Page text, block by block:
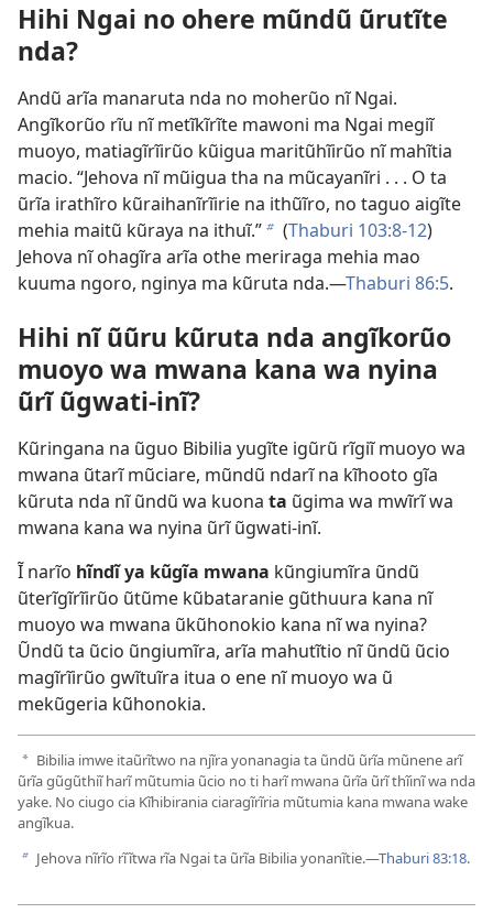
Hihi Ngai no ohere mũndũ ũrutĩte
nda?
Andũ arĩa manaruta nda no moherũo nĩ Ngai.
Angĩkorũo rĩu nĩ metĩkĩrĩte mawoni ma Ngai megiĩ
muoyo, matiagĩrĩirũo kũigua maritũhĩirũo nĩ mahĩtia
macio. “Jehova nĩ mũigua tha na mũcayanĩri . . . O ta
ũrĩa irathĩro kũraihanĩrĩirie na ithũĩro, no taguo aigĩte
mehia maitũ kũraya na ithuĩ.”b (Thaburi 103:8-12)
Jehova nĩ ohagĩra arĩa othe meriraga mehia mao
kuuma ngoro, nginya ma kũruta nda.—Thaburi 86:5.
Hihi nĩ ũũru kũruta nda angĩkorũo
muoyo wa mwana kana wa nyina
ũrĩ ũgwati-inĩ?
Kũringana na ũguo Bibilia yugĩte igũrũ rĩgiĩ muoyo wa
mwana ũtarĩ mũciare, mũndũ ndarĩ na kĩhooto gĩa
kũruta nda nĩ ũndũ wa kuona ta ũgima wa mwĩrĩ wa
mwana kana wa nyina ũrĩ ũgwati-inĩ.
Ĩ narĩo hĩndĩ ya kũgĩa mwana kũngiumĩra ũndũ
ũterĩgĩrĩirũo ũtũme kũbataranie gũthuura kana nĩ
muoyo wa mwana ũkũhonokio kana nĩ wa nyina?
Ũndũ ta ũcio ũngiumĩra, arĩa mahutĩtio nĩ ũndũ ũcio
magĩrĩirũo gwĩtuĩra itua o ene nĩ muoyo wa ũ
mekũgeria kũhonokia.
a Bibilia imwe itaũrĩtwo na njĩra yonanagia ta ũndũ ũrĩa mũnene arĩ
ũrĩa gũgũthiĩ harĩ mũtumia ũcio no ti harĩ mwana ũrĩa ũrĩ thĩinĩ wa nda
yake. No ciugo cia Kĩhibirania ciaragĩrĩria mũtumia kana mwana wake
angĩkua.
b Jehova nĩrĩo rĩĩtwa rĩa Ngai ta ũrĩa Bibilia yonanĩtie.—Thaburi 83:18.